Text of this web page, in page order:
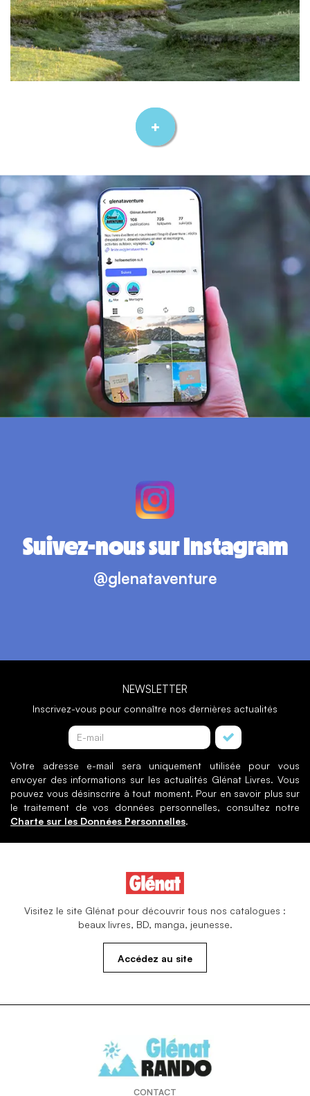
Suivez-nous sur Instagram
@glenataventure
NEWSLETTER
Inscrivez-vous pour connaître nos dernières actualités
Votre adresse e-mail sera uniquement utilisée pour vous
envoyer des informations sur les actualités Glénat Livres. Vous
pouvez vous désinscrire à tout moment. Pour en savoir plus sur
le traitement de vos données personnelles, consultez notre
Charte sur les Données Personnelles.
Visitez le site Glénat pour découvrir tous nos catalogues :
beaux livres, BD, manga, jeunesse.
Accédez au site
CONTACT